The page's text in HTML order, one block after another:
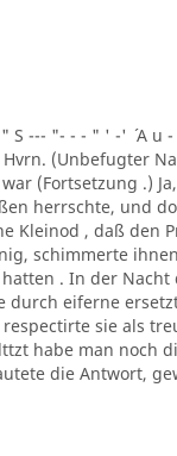
--- "- - - " ' -' ´ A u
(Unbefugter
(Fortsetzung .)
herrschte, und
Kleinod , daß den
schimmerte
. In der
eiferne
sie als
habe man noch
die Antwort,